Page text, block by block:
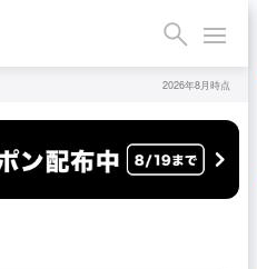
2026年8月時点